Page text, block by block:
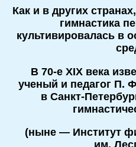
Как и в других
гимнастика
культивировалась в
В 70-еXIX века
ученый и педагог П.
в Санкт-
(ныне — Институт